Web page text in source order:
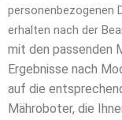
personenbezogenen
erhalten nach der
mit den passenden
Ergebnisse nach
auf die
Mähroboter, die